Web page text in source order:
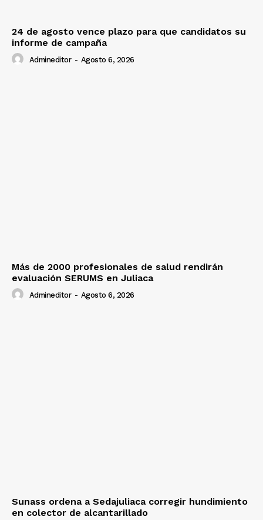
24 de agosto vence plazo para que candidatos su
informe de campaña
Admineditor - Agosto 6, 2026
Más de 2000 profesionales de salud rendirán
evaluación SERUMS en Juliaca
Admineditor - Agosto 6, 2026
Sunass ordena a Sedajuliaca corregir hundimiento
en colector de alcantarillado